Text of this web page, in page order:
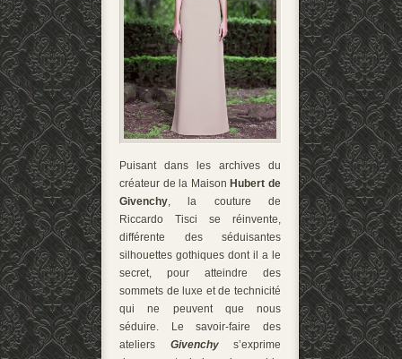
Puisant dans les archives du
créateur de la Maison Hubert de
Givenchy, la couture de
Riccardo Tisci se réinvente,
différente des séduisantes
silhouettes gothiques dont il a le
secret, pour atteindre des
sommets de luxe et de technicité
qui ne peuvent que nous
séduire. Le savoir-faire des
ateliers Givenchys’exprime